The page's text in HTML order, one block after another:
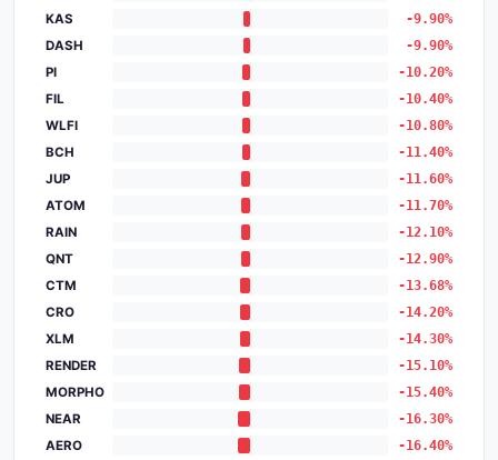
KAS
-9.90%
DASH
-9.90%
PI
-10.20%
FIL
-10.40%
WLFI
-10.80%
BCH
-11.40%
JUP
-11.60%
ATOM
-11.70%
RAIN
-12.10%
QNT
-12.90%
CTM
-13.68%
CRO
-14.20%
XLM
-14.30%
RENDER
-15.10%
MORPHO
-15.40%
NEAR
-16.30%
AERO
-16.40%